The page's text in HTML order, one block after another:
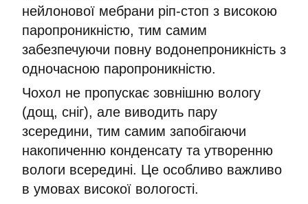
нейлонової мебрани ріп-стоп з високою
паропроникністю, тим самим
забезпечуючи повну водонепроникність з
одночасною паропроникністю.
Чохол не пропускає зовнішню вологу
(дощ, сніг), але виводить пару
зсередини, тим самим запобігаючи
накопиченню конденсату та утворенню
вологи всередині. Це особливо важливо
в умовах високої вологості.